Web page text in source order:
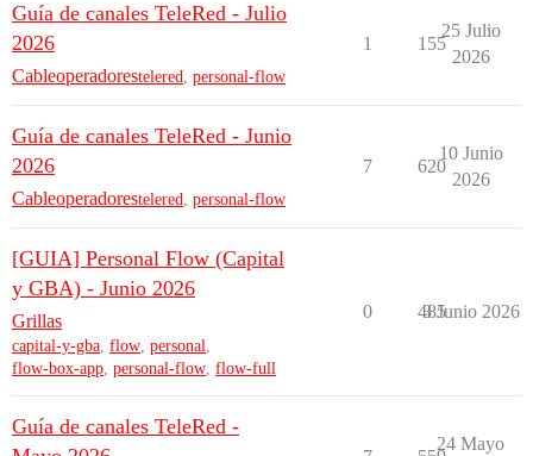
Guía de canales TeleRed - Julio
2026
Cableoperadorestelered personal-flow
1 155
25 Julio
2026
Guía de canales TeleRed - Junio
2026
Cableoperadorestelered personal-flow
7 620
10 Junio
2026
[GUIA] Personal Flow (Capital
y GBA) - Junio 2026
Grillas
capital-y-gba, flow, personal,
flow-box-app, personal-flow, flow-full
0 485
3 Junio 2026
Guía de canales TeleRed -
24 Mayo